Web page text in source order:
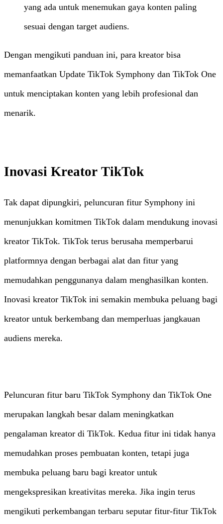
yang ada untuk menemukan gaya konten paling
sesuai dengan target audiens.
Dengan mengikuti panduan ini, para kreator bisa
memanfaatkan Update TikTok Symphony dan TikTok One
untuk menciptakan konten yang lebih profesional dan
menarik.
Inovasi Kreator TikTok
Tak dapat dipungkiri, peluncuran fitur Symphony ini
menunjukkan komitmen TikTok dalam mendukung inovasi
kreator TikTok. TikTok terus berusaha memperbarui
platformnya dengan berbagai alat dan fitur yang
memudahkan penggunanya dalam menghasilkan konten.
Inovasi kreator TikTok ini semakin membuka peluang bagi
kreator untuk berkembang dan memperluas jangkauan
audiens mereka.
Peluncuran fitur baru TikTok Symphony dan TikTok One
merupakan langkah besar dalam meningkatkan
pengalaman kreator di TikTok. Kedua fitur ini tidak hanya
memudahkan proses pembuatan konten, tetapi juga
membuka peluang baru bagi kreator untuk
mengekspresikan kreativitas mereka. Jika ingin terus
mengikuti perkembangan terbaru seputar fitur-fitur TikTok